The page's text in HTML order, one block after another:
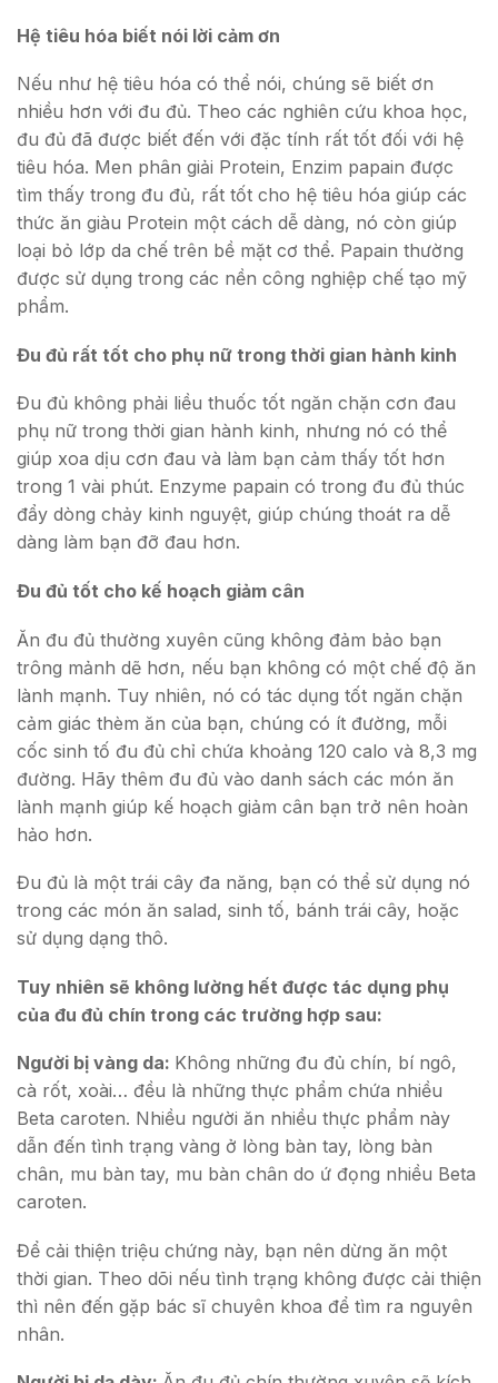
Hệ tiêu hóa biết nói lời cảm ơn
Nếu như hệ tiêu hóa có thể nói, chúng sẽ biết ơn
nhiều hơn với đu đủ. Theo các nghiên cứu khoa học,
đu đủ đã được biết đến với đặc tính rất tốt đối với hệ
tiêu hóa. Men phân giải Protein, Enzim papain được
tìm thấy trong đu đủ, rất tốt cho hệ tiêu hóa giúp các
thức ăn giàu Protein một cách dễ dàng, nó còn giúp
loại bỏ lớp da chế trên bề mặt cơ thể. Papain thường
được sử dụng trong các nền công nghiệp chế tạo mỹ
phẩm.
Đu đủ rất tốt cho phụ nữ trong thời gian hành kinh
Đu đủ không phải liều thuốc tốt ngăn chặn cơn đau
phụ nữ trong thời gian hành kinh, nhưng nó có thể
giúp xoa dịu cơn đau và làm bạn cảm thấy tốt hơn
trong 1 vài phút. Enzyme papain có trong đu đủ thúc
đẩy dòng chảy kinh nguyệt, giúp chúng thoát ra dễ
dàng làm bạn đỡ đau hơn.
Đu đủ tốt cho kế hoạch giảm cân
Ăn đu đủ thường xuyên cũng không đảm bảo bạn
trông mảnh dẽ hơn, nếu bạn không có một chế độ ăn
lành mạnh. Tuy nhiên, nó có tác dụng tốt ngăn chặn
cảm giác thèm ăn của bạn, chúng có ít đường, mỗi
cốc sinh tố đu đủ chỉ chứa khoảng 120 calo và 8,3 mg
đường. Hãy thêm đu đủ vào danh sách các món ăn
lành mạnh giúp kế hoạch giảm cân bạn trở nên hoàn
hảo hơn.
Đu đủ là một trái cây đa năng, bạn có thể sử dụng nó
trong các món ăn salad, sinh tố, bánh trái cây, hoặc
sử dụng dạng thô.
Tuy nhiên sẽ không lường hết được tác dụng phụ
của đu đủ chín trong các trường hợp sau:
Người bị vàng da: Không những đu đủ chín, bí ngô,
cà rốt, xoài… đều là những thực phẩm chứa nhiều
Beta caroten. Nhiều người ăn nhiều thực phẩm này
dẫn đến tình trạng vàng ở lòng bàn tay, lòng bàn
chân, mu bàn tay, mu bàn chân do ứ đọng nhiều Beta
caroten.
Để cải thiện triệu chứng này, bạn nên dừng ăn một
thời gian. Theo dõi nếu tình trạng không được cải thiện
thì nên đến gặp bác sĩ chuyên khoa để tìm ra nguyên
nhân.